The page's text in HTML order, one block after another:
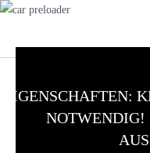
EIGENSCHAFTEN:
NOTWENDIG!